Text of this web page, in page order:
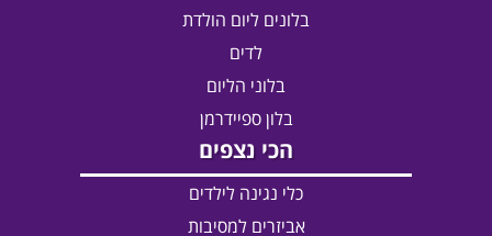
בלונים ליום הולדת
לדים
בלוני הליום
בלון ספיידרמן
הכי נצפים
כלי נגינה לילדים
אביזרים למסיבות